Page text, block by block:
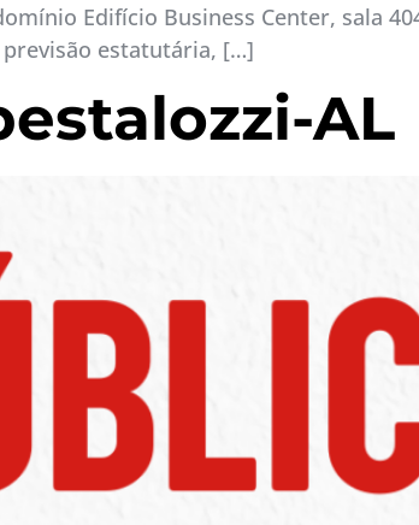
Edifício Business Center, sala
previsão estatutária, […]
AL